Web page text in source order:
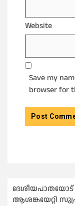
Website
Save my
browser for
ദേശീയപാതയോട്
ആശങ്കയേറ്റി